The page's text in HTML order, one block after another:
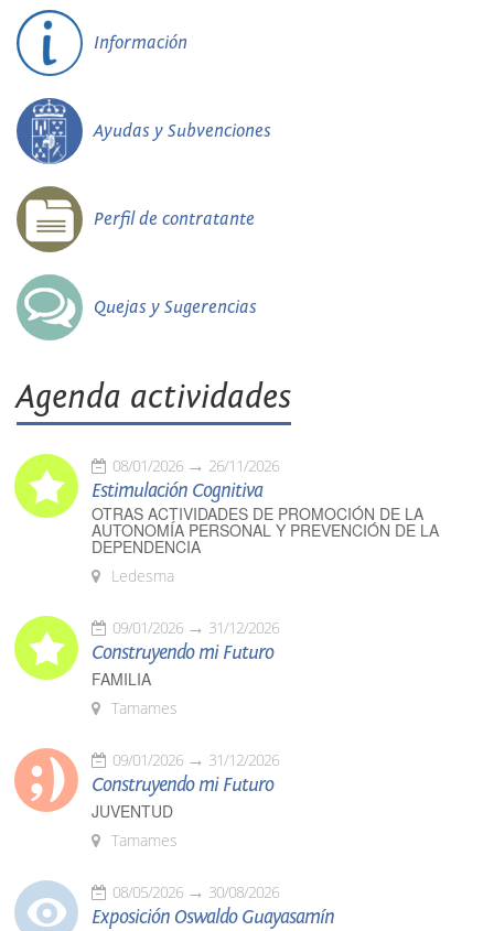
Información
Ayudas y Subvenciones
Perfil de contratante
Quejas y Sugerencias
Agenda actividades
08/01/2026 26/11/2026
Estimulación Cognitiva
OTRAS ACTIVIDADES DE PROMOCIÓN DE LA
AUTONOMÍA PERSONAL Y PREVENCIÓN DE LA
DEPENDENCIA
Ledesma
09/01/2026 31/12/2026
Construyendo mi Futuro
FAMILIA
Tamames
09/01/2026 31/12/2026
Construyendo mi Futuro
JUVENTUD
Tamames
08/05/2026 30/08/2026
Exposición Oswaldo Guayasamín